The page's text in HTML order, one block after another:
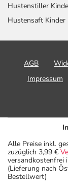
Hustenstiller
Hustensaft Kinder
AGB
Impressum
Alle Preise inkl.
zuzüglich 3,99 €
versandkostenfrei
(Lieferung nach
Bestellwert)